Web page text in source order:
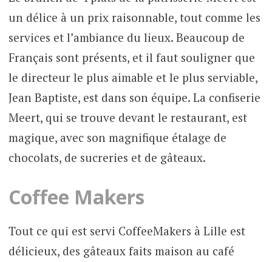
un délice à un prix raisonnable, tout comme les
services et l’ambiance du lieux. Beaucoup de
Français sont présents, et il faut souligner que
le directeur le plus aimable et le plus serviable,
Jean Baptiste, est dans son équipe. La confiserie
Meert, qui se trouve devant le restaurant, est
magique, avec son magnifique étalage de
chocolats, de sucreries et de gâteaux.
Coffee Makers
Tout ce qui est servi CoffeeMakers à Lille est
délicieux, des gâteaux faits maison au café